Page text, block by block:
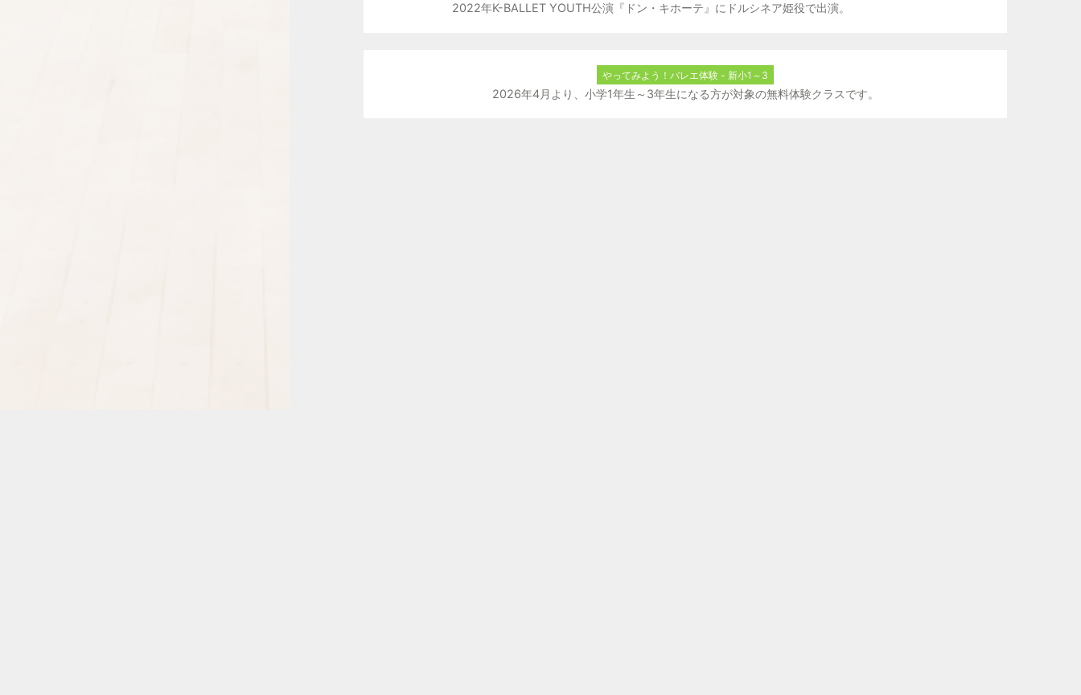
2022年K-BALLET YOUTH公演『ドン・キホーテ』にドルシネア姫役で出演。
やってみよう！バレエ体験 - 新小1～3
2026年4月より、小学1年生～3年生になる方が対象の無料体験クラスです。